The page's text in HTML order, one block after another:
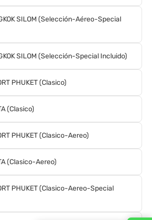
SILOM (Selección-Aéreo-Special
SILOM (Selección-Special Incluido)
PHUKET (Clasico)
(Clasico)
PHUKET (Clasico-Aereo)
(Clasico-Aereo)
PHUKET (Clasico-Aereo-Special